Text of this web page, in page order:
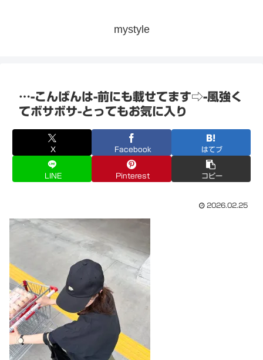
mystyle
…-こんばんは-前にも載せてます⇨-風強く
てボサボサ-とってもお気に入り
X Facebook はてブ
LINE Pinterest コピー
2026.02.25